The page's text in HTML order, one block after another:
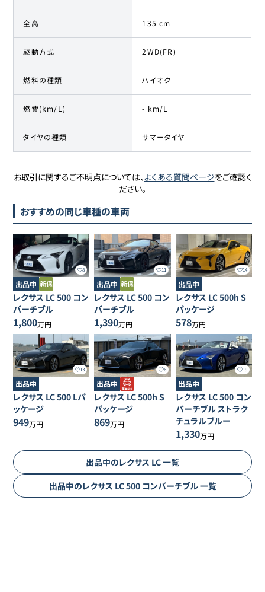
全高 135 cm
駆動方式 2WD(FR)
燃料の種類 ハイオク
燃費(km/L) - km/L
タイヤの種類 サマータイヤ
お取引に関するご不明点については、よくある質問ページをご確認く
ださい。
おすすめの同じ車種の車両
8
出品中
レクサス LC500 コン
バーチブル
1,800万円
11
出品中
レクサス LC500 コン
バーチブル
1,390万円
14
出品中
レクサス LC500h S
パッケージ
578万円
13
出品中
レクサス LC500 Lパ
ッケージ
949万円
6
出品中
レクサス LC500h S
パッケージ
869万円
19
出品中
レクサス LC500 コン
バーチブル ストラク
チュラルブルー
1,330万円
出品中のレクサス LC一覧
出品中のレクサス LC500 コンバーチブル一覧